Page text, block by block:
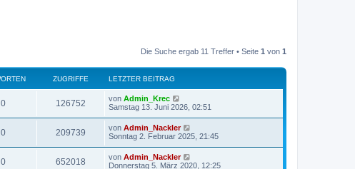
Die Suche ergab 11 Treffer • Seite 1 von 1
ZUGRIFFE LETZTER BEITRAG
0 126752 von Admin_Krec
Samstag 13. Juni 2026, 02:51
0 209739 von Admin_Nackler
Sonntag 2. Februar 2025, 21:45
0 652018 von Admin_Nackler
Donnerstag 5. März 2020, 12:25